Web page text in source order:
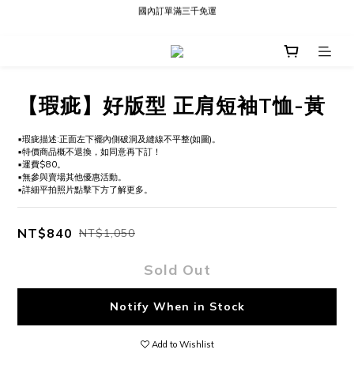
現貨快速出貨∣Ready to Ship
國內訂單滿三千免運
【瑕疵】好版型 正肩短袖T恤-黃
▪️瑕疵描述:正面左下襬內側破洞及縫線不平整(如圖)。
▪️特價商品概不退換，如同意再下訂！
▪️運費$80。
▪️無參與賣場其他優惠活動。
▪️詳細平拍照片點擊下方了解更多。
NT$840 NT$1,050
Sold Out
Notify When in Stock
Add to Wishlist